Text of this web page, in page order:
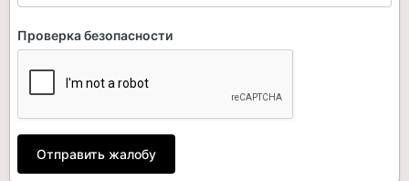
Проверка безопасности
Отправить жалобу